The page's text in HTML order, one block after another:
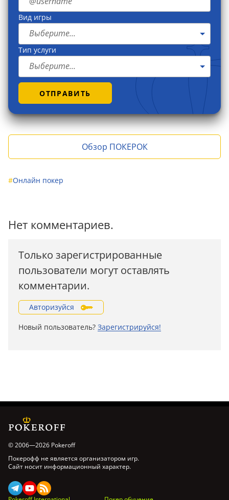
Вид игры
Выберите...
Тип услуги
Выберите...
ОТПРАВИТЬ
Обзор ПОКЕРОК
#Онлайн покер
Нет комментариев.
Только зарегистрированные
пользователи могут оставлять
комментарии.
Авторизуйся
Новый пользователь? Зарегистрируйся!
© 2006—2026 Pokeroff
Покерофф не является организатором игр.
Сайт носит информационный характер.